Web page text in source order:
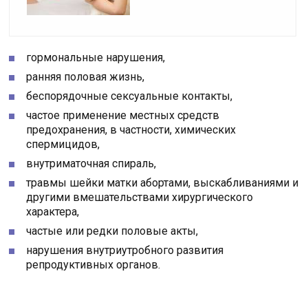
гормональные нарушения,
ранняя половая жизнь,
беспорядочные сексуальные контакты,
частое применение местных средств
предохранения, в частности, химических
спермицидов,
внутриматочная спираль,
травмы шейки матки абортами, выскабливаниями и
другими вмешательствами хирургического
характера,
частые или редки половые акты,
нарушения внутриутробного развития
репродуктивных органов.